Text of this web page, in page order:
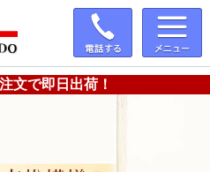
文で即日出荷！